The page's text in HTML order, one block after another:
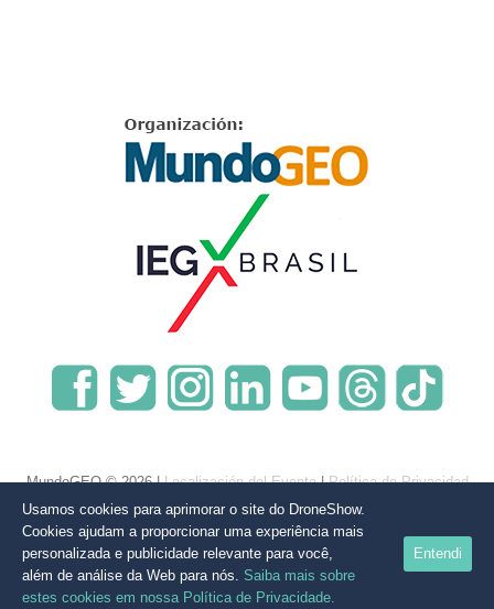
MundoGEO © 2026 |Localización del Evento|Política de Privacidad
Usamos cookies para aprimorar o site do DroneShow.
Cookies ajudam a proporcionar uma experiência mais
personalizada e publicidade relevante para você,
além de análise da Web para nós. Saiba mais sobre
estes cookies em nossa Política de Privacidade.
Entendi